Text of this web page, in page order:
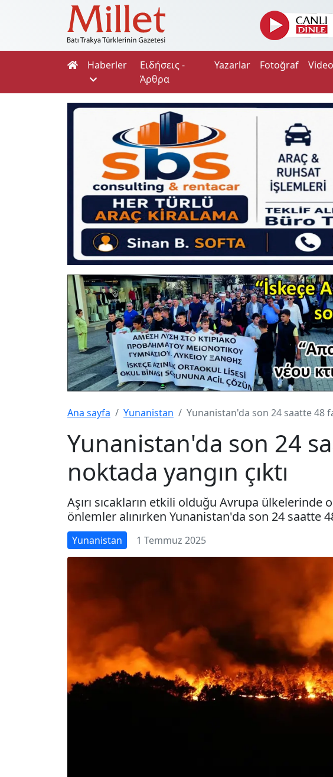
Haberler
Ειδήσεις -
Άρθρα
Yazarlar Fotoğraf Video
Ana sayfa Yunanistan Yunanistan'da son 24 saatte 48
Yunanistan'da son 24
noktada yangın çıktı
Aşırı sıcakların etkili olduğu Avrupa ülkelerinde
önlemler alınırken Yunanistan'da son 24 saatte
Yunanistan 1 Temmuz 2025